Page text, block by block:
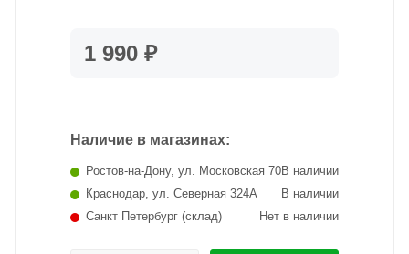
1 990 ₽
Наличие в магазинах:
Краснодар, ул. Северная 324А В наличии
Ростов-на-Дону, ул. Московская 70В наличии
Санкт Петербург (склад) Нет в наличии